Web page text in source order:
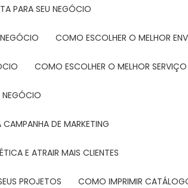
PARA SEU NEGÓCIO
COMO ESCOLHER O MELHOR
COMO ESCOLHER O MELHOR
NEGÓCIO
CAMPANHA DE MARKETING
E ATRAIR MAIS CLIENTES
PROJETOS COMO IMPRIMIR